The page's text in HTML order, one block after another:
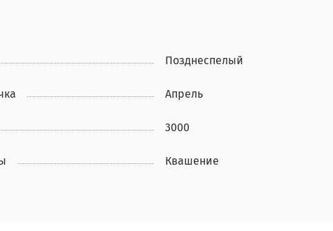
Позднеспелый
Апрель
3000
Квашение